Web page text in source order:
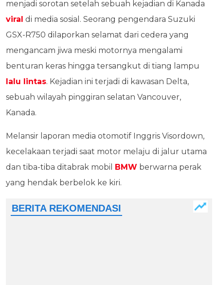
menjadi sorotan setelah sebuah kejadian di Kanada
viral di media sosial. Seorang pengendara Suzuki
GSX-R750 dilaporkan selamat dari cedera yang
mengancam jiwa meski motornya mengalami
benturan keras hingga tersangkut di tiang lampu
lalu lintas. Kejadian ini terjadi di kawasan Delta,
sebuah wilayah pinggiran selatan Vancouver,
Kanada.
Melansir laporan media otomotif Inggris Visordown,
kecelakaan terjadi saat motor melaju di jalur utama
dan tiba-tiba ditabrak mobil BMW berwarna perak
yang hendak berbelok ke kiri.